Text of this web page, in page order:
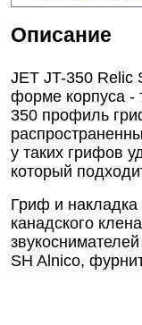
Описание
JET JT-350 Relic
форме корпуса -
350 профиль
у таких грифов
который
Гриф и
канадского
SH Alnico,